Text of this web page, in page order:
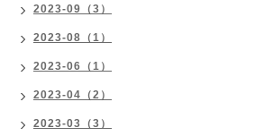
2023-09（3）
2023-08（1）
2023-06（1）
2023-04（2）
2023-03（3）